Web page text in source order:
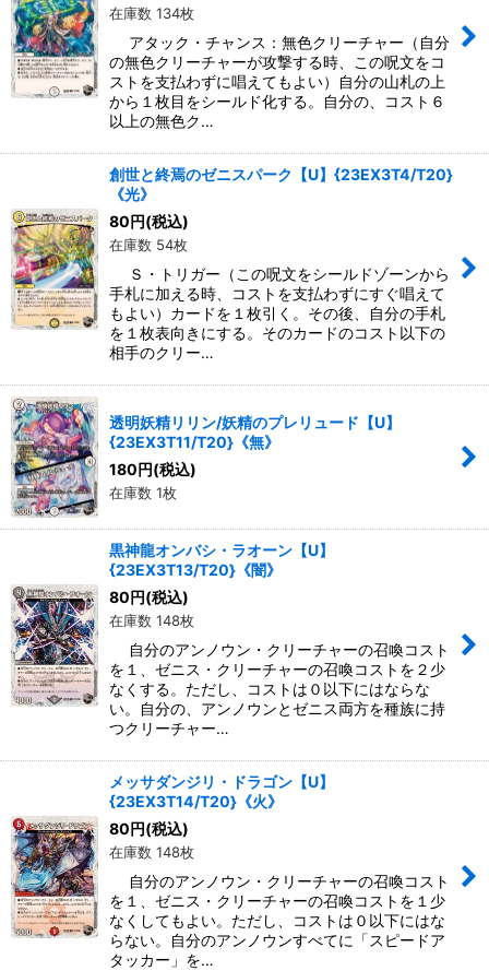
在庫数 134枚
アタック・チャンス：無色クリーチャー（自分
の無色クリーチャーが攻撃する時、この呪文をコ
ストを支払わずに唱えてもよい）自分の山札の上
から１枚目をシールド化する。自分の、コスト６
以上の無色ク…
創世と終焉のゼニスパーク【U】{23EX3T4/T20}
《光》
80円(税込)
在庫数 54枚
Ｓ・トリガー（この呪文をシールドゾーンから
手札に加える時、コストを支払わずにすぐ唱えて
もよい）カードを１枚引く。その後、自分の手札
を１枚表向きにする。そのカードのコスト以下の
相手のクリー…
透明妖精リリン/妖精のプレリュード【U】
{23EX3T11/T20}《無》
180円(税込)
在庫数 1枚
黒神龍オンバシ・ラオーン【U】
{23EX3T13/T20}《闇》
80 円(税込)
在庫数 148枚
自分のアンノウン・クリーチャーの召喚コスト
を１、ゼニス・クリーチャーの召喚コストを２少
なくする。ただし、コストは０以下にはならな
い。自分の、アンノウンとゼニス両方を種族に持
つクリーチャー…
メッサダンジリ・ドラゴン【U】
{23EX3T14/T20}《火》
80 円(税込)
在庫数 148枚
自分のアンノウン・クリーチャーの召喚コスト
を１、ゼニス・クリーチャーの召喚コストを１少
なくしてもよい。ただし、コストは０以下にはな
らない。自分のアンノウンすべてに「スピードア
タッカー」を…